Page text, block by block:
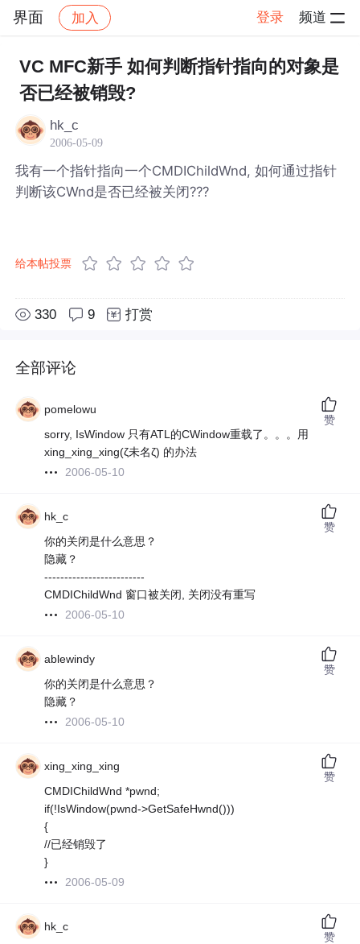
界面 加入 登录 频道
社区 界面 帖子详情
VC MFC新手 如何判断指针指向的对象是
否已经被销毁?
hk_c
2006-05-09
我有一个指针指向一个CMDIChildWnd, 如何通过指针
判断该CWnd是否已经被关闭???
给本帖投票
330 9 打赏
全部评论
pomelowu
sorry, IsWindow 只有ATL的CWindow重载了。。。用
xing_xing_xing(ζ未名ζ) 的办法
2006-05-10
赞
hk_c
你的关闭是什么意思？
隐藏？
-------------------------
CMDIChildWnd 窗口被关闭, 关闭没有重写
2006-05-10
赞
ablewindy
你的关闭是什么意思？
隐藏？
2006-05-10
赞
xing_xing_xing
CMDIChildWnd *pwnd;
if(!IsWindow(pwnd->GetSafeHwnd()))
{
//已经销毁了
}
2006-05-09
赞
hk_c
赞